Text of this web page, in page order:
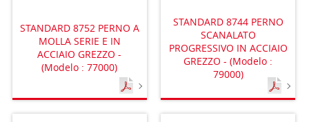
STANDARD 8752 PERNO A
MOLLA SERIE E IN
ACCIAIO GREZZO -
(Modelo : 77000)
STANDARD 8744 PERNO
SCANALATO
PROGRESSIVO IN ACCIAIO
GREZZO - (Modelo :
79000)